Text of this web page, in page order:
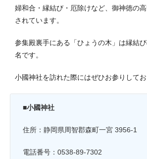
婦和合・縁結び・厄除けなど、御神徳の
されています。
参集殿裏手にある「ひょうの木」は縁結
名です。
小國神社を訪れた際にはぜひお参りしてお
■小國神社
住所：静岡県周智郡森町一宮 3956-1
電話番号：0538-89-7302